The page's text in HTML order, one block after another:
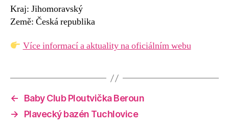
Kraj: Jihomoravský
Země: Česká republika
Více informací a aktuality na oficiálním webu
←
Baby Club Ploutvička Beroun
→
Plavecký bazén Tuchlovice